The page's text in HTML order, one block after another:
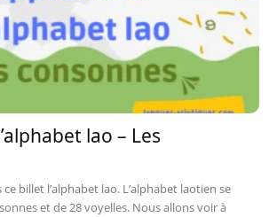
lao – Les
billet l’alphabet lao. L’alphabet laotien se
et de 28 voyelles. Nous allons voir à